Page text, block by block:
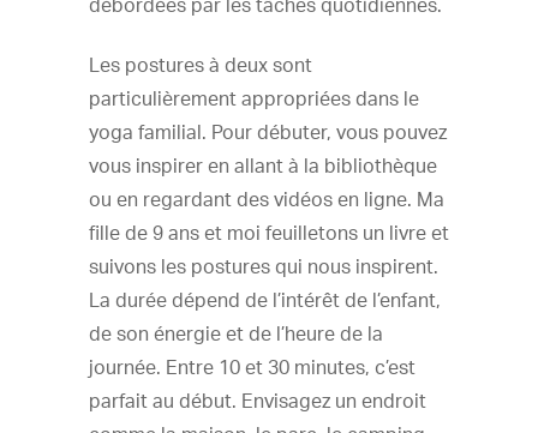
Les postures à deux sont
particulièrement appropriées dans le
yoga familial. Pour débuter, vous pouvez
vous inspirer en allant à la bibliothèque
ou en regardant des vidéos en ligne. Ma
fille de 9 ans et moi feuilletons un livre et
suivons les postures qui nous inspirent.
La durée dépend de l’intérêt de l’enfant,
de son énergie et de l’heure de la
journée. Entre 10 et 30 minutes, c’est
parfait au début. Envisagez un endroit